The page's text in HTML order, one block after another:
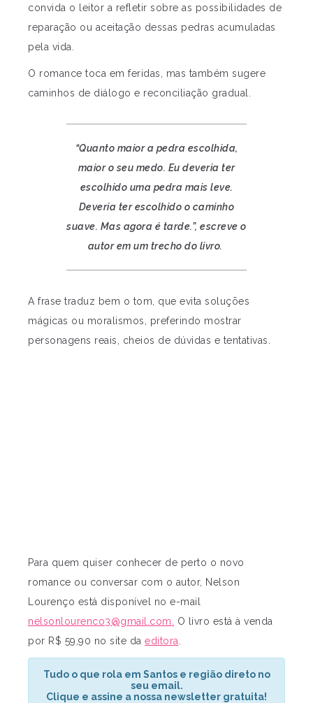
convida o leitor a refletir sobre as possibilidades de
reparação ou aceitação dessas pedras acumuladas
pela vida.
O romance toca em feridas, mas também sugere
caminhos de diálogo e reconciliação gradual.
“Quanto maior a pedra escolhida,
maior o seu medo. Eu deveria ter
escolhido uma pedra mais leve.
Deveria ter escolhido o caminho
suave. Mas agora é tarde.”, escreve o
autor em um trecho do livro.
A frase traduz bem o tom, que evita soluções
mágicas ou moralismos, preferindo mostrar
personagens reais, cheios de dúvidas e tentativas.
Para quem quiser conhecer de perto o novo
romance ou conversar com o autor, Nelson
Lourenço está disponível no e-mail
nelsonlourenco3@gmail.com
O livro está à venda
por R$ 59,90 no site da editora
Tudo o que rola em Santos e região direto no
seu email.
Clique e assine a nossa newsletter gratuita!